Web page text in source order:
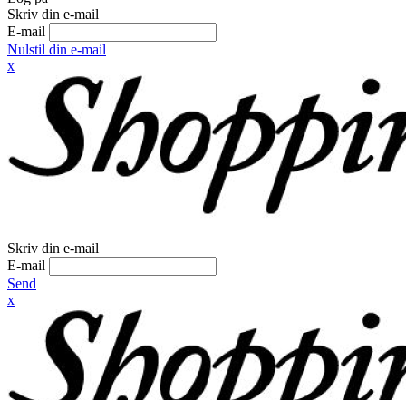
Skriv din e-mail
E-mail
Nulstil din e-mail
x
Skriv din e-mail
E-mail
Send
x